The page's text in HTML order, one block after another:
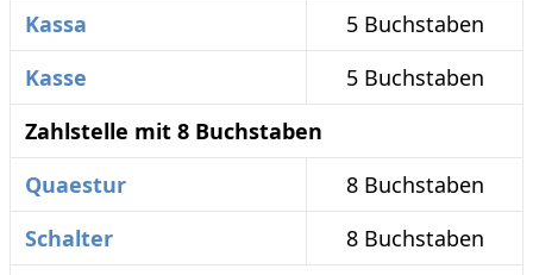
Kassa
5 Buchstaben
Kasse
5 Buchstaben
Zahlstelle mit 8 Buchstaben
Quaestur
8 Buchstaben
Schalter
8 Buchstaben